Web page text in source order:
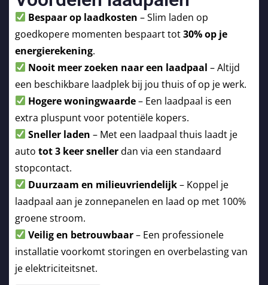
Bespaar op laadkosten – Slim laden op
goedkopere momenten bespaart tot30% op je
energierekening.
Nooit meer zoeken naar een laadpaal – Altijd
een beschikbare laadplek bij jou thuis of op je werk.
Hogere woningwaarde– Een laadpaal is een
extra pluspunt voor potentiële kopers.
Sneller laden – Met een laadpaal thuis laadt je
auto tot 3 keer snellerdan via een standaard
stopcontact.
Duurzaam en milieuvriendelijk– Koppel je
laadpaal aan je zonnepanelen en laad op met 100%
groene stroom.
Veilig en betrouwbaar– Een professionele
installatie voorkomt storingen en overbelasting van
je elektriciteitsnet.